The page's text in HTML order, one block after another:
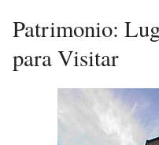
Patrimonio:
para Visitar